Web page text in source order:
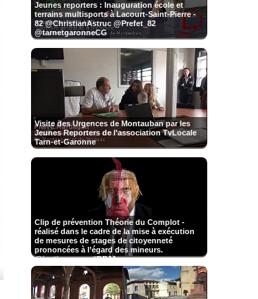
Jeunes reporters : Inauguration école et
terrains multisports à Lacourt-Saint-Pierre -
82 @ChristianAstruc @Prefet_82
@tarnetgaronneCG
Visite des Urgences de Montauban par les
Jeunes Reporters de l'association TvLocale
Tarn-et-Garonne
Clip de prévention Théorie du Complot -
réalisé dans le cadre de la mise à exécution
de mesures de stages de citoyenneté
prononcées à l’égard des mineurs.
@justice_gouv #DPJJ